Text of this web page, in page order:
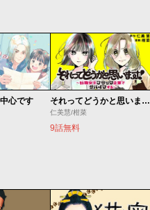
心です それってどうかと思います！～転職女子、ブラック企業でサバイブする。～
仁美慧/柑菜
9話無料